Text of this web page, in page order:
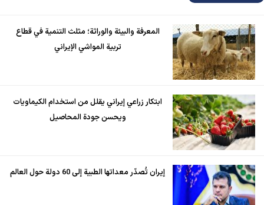
المعرفة والبيئة والوراثة؛ مثلث التنمية في قطاع
تربية المواشي الإيراني
ابتكار زراعي إيراني يقلل من استخدام الكيماويات
ويحسن جودة المحاصيل
إيران تُصدّر معداتها الطبية إلى 60 دولة حول العالم